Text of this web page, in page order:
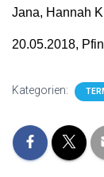
Jana, Hannah
20.05.2018,
Kategorien: